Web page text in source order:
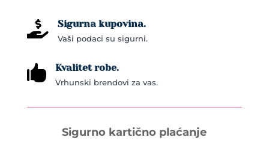
 Sigurna kupovina.
Vaši podaci su sigurni.
 Kvalitet robe.
Vrhunski brendovi za vas.
Sigurno kartično plaćanje